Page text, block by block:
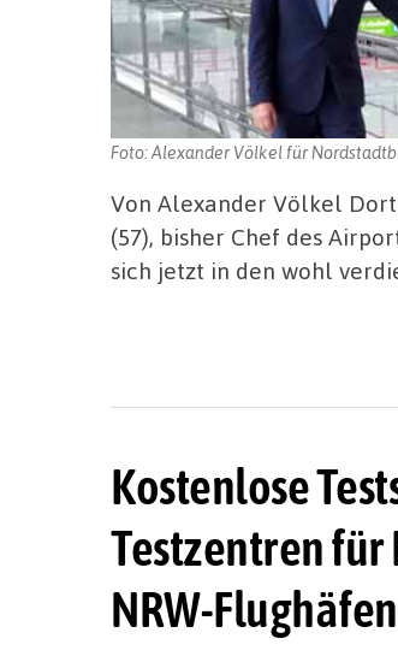
Foto: Alexander Völkel für
Von Alexander Völkel
(57), bisher Chef des
sich jetzt in den wohl
Kostenlose
Testzentren
NRW-